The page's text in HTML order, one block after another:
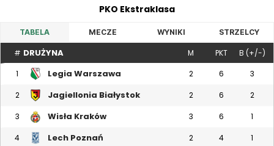
PKO Ekstraklasa
TABELA MECZE WYNIKI STRZELCY
# DRUŻYNA M PKT B (+/-)
1 Legia Warszawa 2 6 3
2 Jagiellonia Białystok 2 6 2
3 Wisła Kraków 3 6 1
4 Lech Poznań 2 4 1